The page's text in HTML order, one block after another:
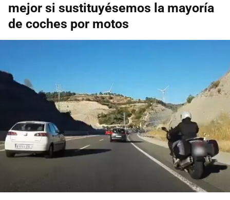
mejor si sustituyésemos la mayoría
de coches por motos